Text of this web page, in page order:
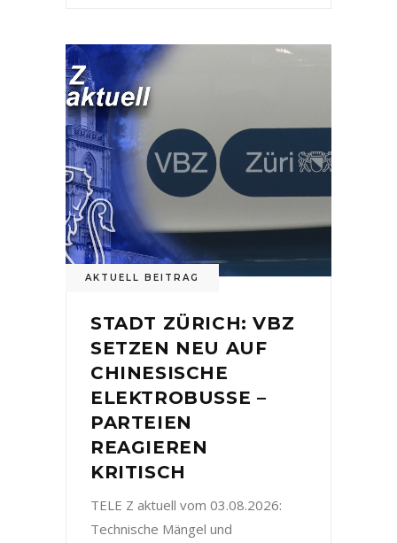
AKTUELL BEITRAG
STADT ZÜRICH: VBZ
SETZEN NEU AUF
CHINESISCHE
ELEKTROBUSSE –
PARTEIEN
REAGIEREN
KRITISCH
TELE Z aktuell vom 03.08.2026:
Technische Mängel und